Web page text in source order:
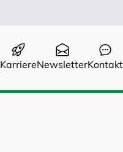
KarriereNewsletterKontakt